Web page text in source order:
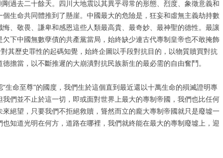
過去二十餘天。四川大地震以其異乎尋常的形態、烈度、象徵意義和
生命共同體推到了懸崖。中國最大的危險是，狂妄和虛無主義劫持數
、敬畏、謙卑和感恩這些人類最高貴、最奇妙、最神聖的德性。最讓
下中國無數孽債的共產黨當局，始終缺少連古代專制皇帝也不敢掩飾
其歷史罪性的起碼知覺，始終企圖以手段對抗目的，以物質贖買對抗
擔當，以不斷推遲的大崩潰對抗民族新生的最必需的自由奮鬥。
生命至尊”的國度，我們生於這個直到最近還以十萬生命的殞滅證明專
們並不止於這一切，即或面對世界上最大的專制帝國，我們也比任何
絕望，只要我們不拒絕救贖，聳然而立的龐大專制帝國就只是廢墟一
知道光明在何方，道路在哪裡，我們就終能在最大的專制廢墟上，迎